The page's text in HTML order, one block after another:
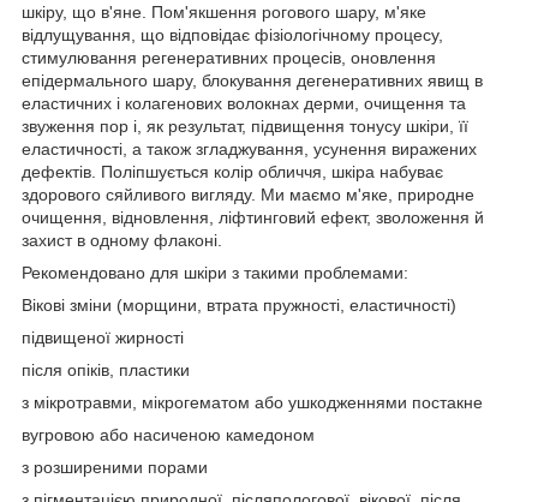
шкіру, що в'яне. Пом'якшення рогового шару, м'яке
відлущування, що відповідає фізіологічному процесу,
стимулювання регенеративних процесів, оновлення
епідермального шару, блокування дегенеративних явищ в
еластичних і колагенових волокнах дерми, очищення та
звуження пор і, як результат, підвищення тонусу шкіри, її
еластичності, а також згладжування, усунення виражених
дефектів. Поліпшується колір обличчя, шкіра набуває
здорового сяйливого вигляду. Ми маємо м'яке, природне
очищення, відновлення, ліфтинговий ефект, зволоження й
захист в одному флаконі.
Рекомендовано для шкіри з такими проблемами:
Вікові зміни (морщини, втрата пружності, еластичності)
підвищеної жирності
після опіків, пластики
з мікротравми, мікрогематом або ушкодженнями постакне
вугровою або насиченою камедоном
з розширеними порами